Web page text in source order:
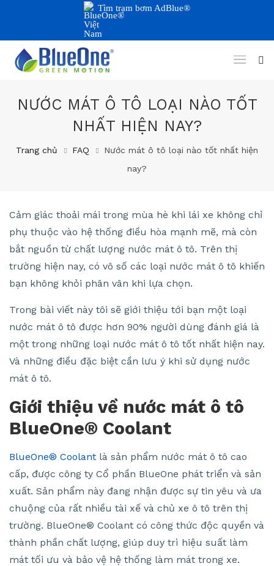
Tìm trạm bơm AdBlue®
NƯỚC MÁT Ô TÔ LOẠI NÀO TỐT
NHẤT HIỆN NAY?
Trang chủ FAQ
Nước mát ô tô loại nào tốt nhất hiện
nay?
Cảm giác thoải mái trong mùa hè khi lái xe không chỉ
phụ thuộc vào hệ thống điều hòa mạnh mẽ, mà còn
bắt nguồn từ chất lượng nước mát ô tô. Trên thị
trường hiện nay, có vô số các loại nước mát ô tô khiến
bạn không khỏi phân vân khi lựa chọn.
Trong bài viết này tôi sẽ giới thiệu tới bạn một loại
nước mát ô tô được hơn 90% người dùng đánh giá là
một trong những loại nước mát ô tô tốt nhất hiện nay.
Và những điều đặc biệt cần lưu ý khi sử dụng nước
mát ô tô.
Giới thiệu về nước mát ô tô
BlueOne® Coolant
BlueOne® Coolant là sản phẩm nước mát ô tô cao
cấp, được công ty Cổ phần BlueOne phát triển và sản
xuất. Sản phẩm này đang nhận được sự tin yêu và ưa
chuộng của rất nhiều tài xế và chủ xe ô tô trên thị
trường. BlueOne® Coolant có công thức độc quyền và
thành phần chất lượng, giúp duy trì hiệu suất làm
mát tối ưu và bảo vệ hệ thống làm mát trong xe.